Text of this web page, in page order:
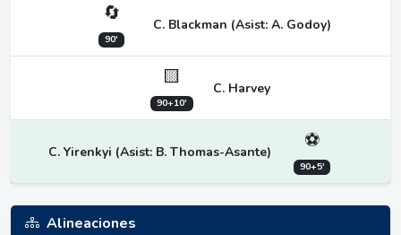
🔄
90'
C. Blackman (Asist: A. Godoy)
🟨
90+10'
C. Harvey
C. Yirenkyi (Asist: B. Thomas-Asante) ⚽
90+5'
Alineaciones